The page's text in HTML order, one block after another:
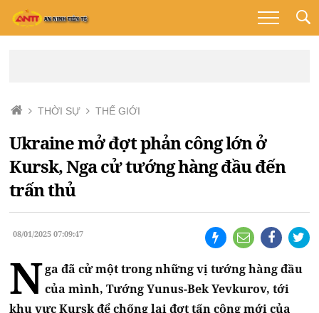
THỜI SỰ THẾ GIỚI
Ukraine mở đợt phản công lớn ở
Kursk, Nga cử tướng hàng đầu đến
trấn thủ
08/01/2025 07:09:47
Nga đã cử một trong những vị tướng hàng đầu
của mình, Tướng Yunus-Bek Yevkurov, tới
khu vực Kursk để chống lại đợt tấn công mới của